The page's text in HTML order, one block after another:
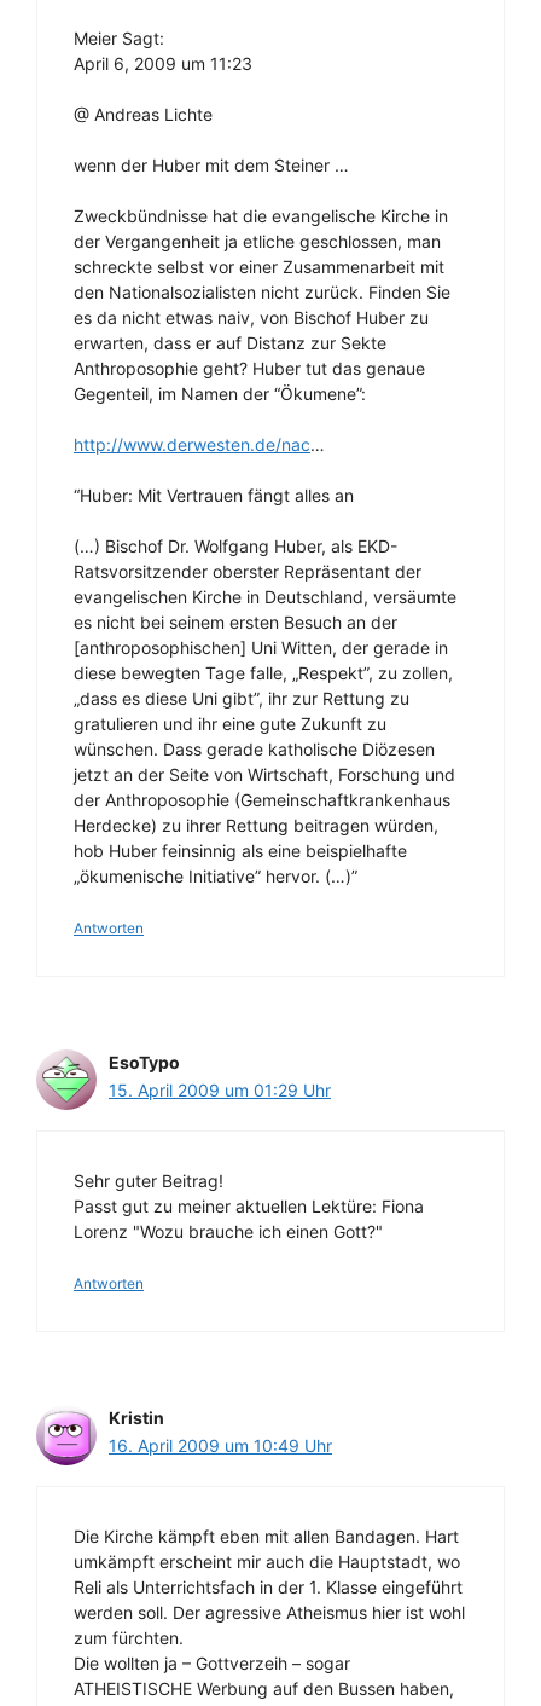
Meier Sagt:
April 6, 2009 um 11:23
@ Andreas Lichte
wenn der Huber mit dem Steiner …
Zweckbündnisse hat die evangelische Kirche in
der Vergangenheit ja etliche geschlossen, man
schreckte selbst vor einer Zusammenarbeit mit
den Nationalsozialisten nicht zurück. Finden Sie
es da nicht etwas naiv, von Bischof Huber zu
erwarten, dass er auf Distanz zur Sekte
Anthroposophie geht? Huber tut das genaue
Gegenteil, im Namen der “Ökumene”:
http://www.derwesten.de/nac…
“Huber: Mit Vertrauen fängt alles an
(…) Bischof Dr. Wolfgang Huber, als EKD-
Ratsvorsitzender oberster Repräsentant der
evangelischen Kirche in Deutschland, versäumte
es nicht bei seinem ersten Besuch an der
[anthroposophischen] Uni Witten, der gerade in
diese bewegten Tage falle, „Respekt”, zu zollen,
„dass es diese Uni gibt”, ihr zur Rettung zu
gratulieren und ihr eine gute Zukunft zu
wünschen. Dass gerade katholische Diözesen
jetzt an der Seite von Wirtschaft, Forschung und
der Anthroposophie (Gemeinschaftkrankenhaus
Herdecke) zu ihrer Rettung beitragen würden,
hob Huber feinsinnig als eine beispielhafte
„ökumenische Initiative” hervor. (…)”
Antworten
EsoTypo
15. April 2009 um 01:29 Uhr
Sehr guter Beitrag!
Passt gut zu meiner aktuellen Lektüre: Fiona
Lorenz "Wozu brauche ich einen Gott?"
Antworten
Kristin
16. April 2009 um 10:49 Uhr
Die Kirche kämpft eben mit allen Bandagen. Hart
umkämpft erscheint mir auch die Hauptstadt, wo
Reli als Unterrichtsfach in der 1. Klasse eingeführt
werden soll. Der agressive Atheismus hier ist wohl
zum fürchten.
Die wollten ja – Gottverzeih – sogar
ATHEISTISCHE Werbung auf den Bussen haben,